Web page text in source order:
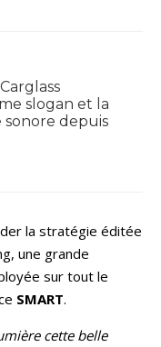
slogan et la
depuis
la stratégie éditée
une grande
sur tout le
SMART.
cette belle